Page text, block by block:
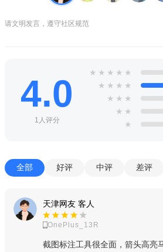
5、炼金术师：赫密斯
请文明发言，遵守社区规范
4.0
1人评分
★ ★ ★ ★ ★
★ ★ ★ ★
★ ★ ★
★ ★
★
全部 好评 中评 差评
天津网友 客人
OnePlus_13R
截图标注工具很全面，箭头高亮